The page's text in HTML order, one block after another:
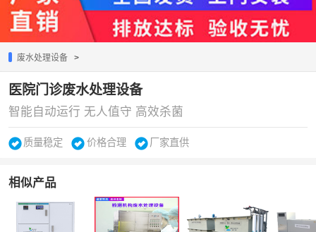
废水处理设备 >
医院门诊废水处理设备
智能自动运行 无人值守 高效杀菌
质量稳定 价格合理 厂家直供
相似产品